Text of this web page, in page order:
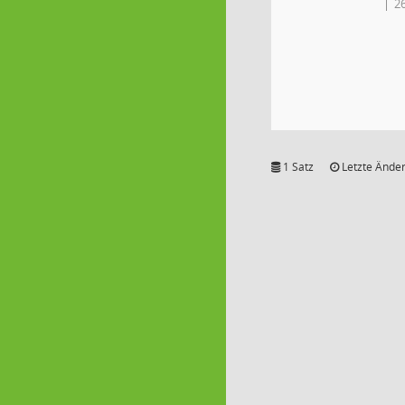
1 Satz Letzte